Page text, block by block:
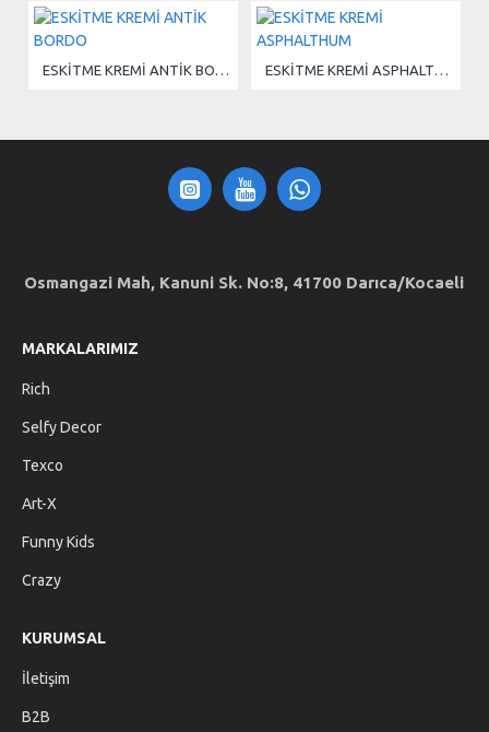
ESKİTME KREMİ ANTİK BORDO ESKİTME KREMİ ASPHALTHUM
Osmangazi Mah, Kanuni Sk. No:8, 41700 Darıca/Kocaeli
MARKALARIMIZ
Rich
Selfy Decor
Texco
Art-X
Funny Kids
Crazy
KURUMSAL
İletişim
B2B